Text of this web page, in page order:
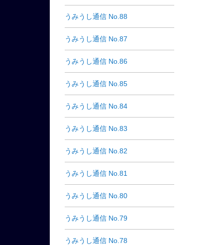
うみうし通信 No.88
うみうし通信 No.87
うみうし通信 No.86
うみうし通信 No.85
うみうし通信 No.84
うみうし通信 No.83
うみうし通信 No.82
うみうし通信 No.81
うみうし通信 No.80
うみうし通信 No.79
うみうし通信 No.78